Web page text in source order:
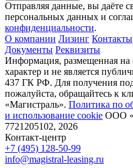
Отправляя данные, вы даёте
персональных данных и
конфиденциальности.
О компании Лизинг Контакты
Документы Реквизиты
Информация, размещенная
характер и не является
437 ГК РФ. Для получения
пожалуйста, обращайтесь к
«Магистраль». Политика по
и использование сookie ООО
7721205102, 2026
Контакт-центр
+7 (495) 128-50-99
info@magistral-leasing.ru